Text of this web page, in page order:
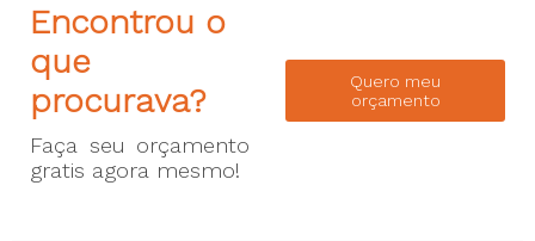
Encontrou o
que
procurava?
Faça seu orçamento
gratis agora mesmo!
Quero meu
orçamento